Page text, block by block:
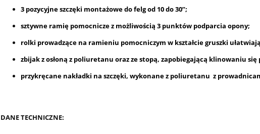
Car 519 R7 + 193 narzędzia
Cena (EUR):2 789,35 €
do koszyka
nacinarki do opon PSO PS-15
27,49 zł
Cena regularna:34,00 zł
do koszyka
3 pozycyjne szczęki montażowe do felg od 10 do 30”;
sztywne ramię pomocnicze z możliwością 3 punktów podparcia opony;
rolki prowadzące na ramieniu pomocniczym w kształcie gruszki
zbijak z osłoną z poliuretanu oraz ze stopą, zapobiegającą klinowaniu
przykręcane nakładki na szczęki, wykonane z poliuretanu z
DANE TECHNICZNE: